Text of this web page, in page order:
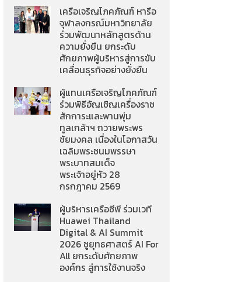
เครือเจริญโภคภัณฑ์ หารือ
จุฬาลงกรณ์มหาวิทยาลัย
ร่วมพัฒนาหลักสูตรด้าน
ความยั่งยืน ยกระดับ
ศักยภาพผู้บริหารสู่การขับ
เคลื่อนธุรกิจอย่างยั่งยืน
ผู้แทนเครือเจริญโภคภัณฑ์
ร่วมพิธีอัญเชิญเครื่องราช
สักการะและพานพุ่ม
ทูลเกล้าฯ ถวายพระพร
ชัยมงคล เนื่องในโอกาสวัน
เฉลิมพระชนมพรรษา
พระบาทสมเด็จ
พระเจ้าอยู่หัว 28
กรกฎาคม 2569
ผู้บริหารเครือซีพี ร่วมเวที
Huawei Thailand
Digital & AI Summit
2026 ชูยุทธศาสตร์ AI For
All ยกระดับศักยภาพ
องค์กร สู่การใช้งานจริง